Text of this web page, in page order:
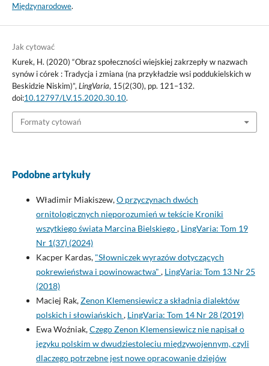
Międzynarodowe.
Jak cytować
Kurek, H. (2020) “Obraz społeczności wiejskiej zakrzepły w nazwach
synów i córek : Tradycja i zmiana (na przykładzie wsi poddukielskich w
Beskidzie Niskim)”, LingVaria, 15(2(30), pp. 121–132.
doi:10.12797/LV.15.2020.30.10.
Formaty cytowań
Podobne artykuły
Władimir Miakiszew,O przyczynach dwóch
ornitologicznych nieporozumień w tekście Kroniki
wszytkiego świata Marcina Bielskiego, LingVaria: Tom 19
Nr 1(37) (2024)
Kacper Kardas, "Słowniczek wyrazów dotyczących
pokrewieństwa i powinowactwa" , LingVaria: Tom 13 Nr 25
(2018)
Maciej Rak,Zenon Klemensiewicz a składnia dialektów
polskich i słowiańskich , LingVaria: Tom 14 Nr 28 (2019)
Ewa Woźniak,Czego Zenon Klemensiewicz nie napisał o
języku polskim w dwudziestoleciu międzywojennym, czyli
dlaczego potrzebne jest nowe opracowanie dziejów